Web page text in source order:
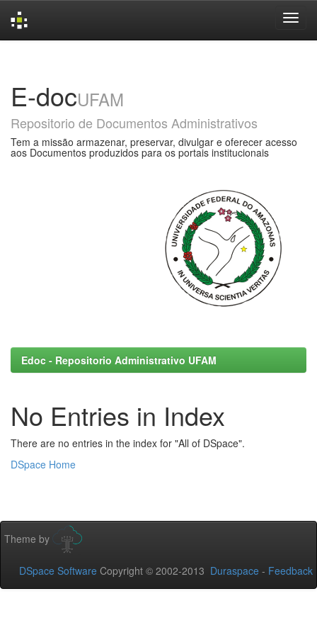
E-docUFAM
Repositorio de Documentos Administrativos
Tem a missão armazenar, preservar, divulgar e oferecer acesso
aos Documentos produzidos para os portais institucionais
Edoc - Repositorio Administrativo UFAM
No Entries in Index
There are no entries in the index for "All of DSpace".
DSpace Home
Theme by
DSpace Software Copyright © 2002-2013 Duraspace - Feedback